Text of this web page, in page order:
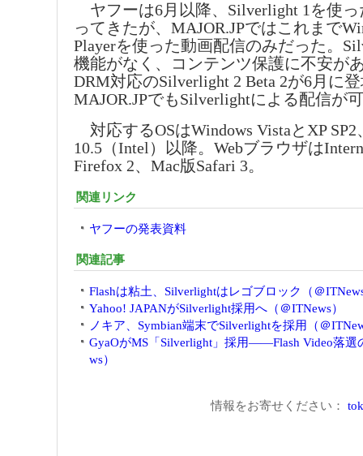
ヤフーは6月以降、Silverlight 1を使
ってきたが、MAJOR.JPではこれまで
Playerを使った動画配信のみだった。
機能がなく、コンテンツ保護に不安が
DRM対応のSilverlight 2 Beta 2が6月に
MAJOR.JPでもSilverlightによる配信が
対応するOSはWindows VistaとXP SP2
10.5（Intel）以降。Webブラウザは
Firefox 2、Mac版Safari 3。
関連リンク
ヤフーの発表資料
関連記事
Flashは粘土、Silverlightはレゴブロック（＠
Yahoo! JAPANがSilverlight採用へ（＠ITNews）
ノキア、Symbian端末でSilverlightを採用（＠
GyaOがMS「Silverlight」採用――Flash Video落選
ws）
情報をお寄せください：